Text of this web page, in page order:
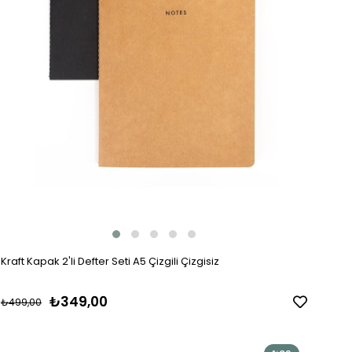
Kraft Kapak 2'li Defter Seti A5 Çizgili Çizgisiz
₺349,00
₺499,00